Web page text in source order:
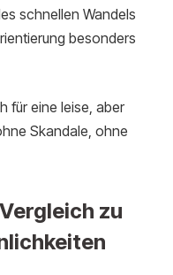
schnellen Wandels
besonders
für eine leise, aber
Skandale, ohne
zu